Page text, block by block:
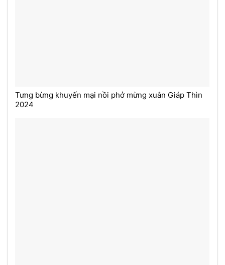
Tưng bừng khuyến mại nồi phở mừng xuân Giáp Thìn
2024